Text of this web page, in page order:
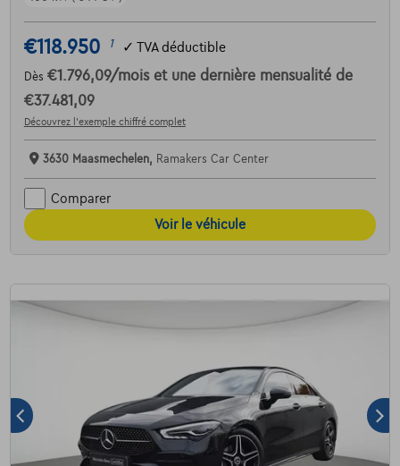
€118.950 1 ✓ TVA déductible
Dès €1.796,09/mois et une dernière mensualité de
€37.481,09
Découvrez l’exemple chiffré complet
3630 Maasmechelen, Ramakers Car Center
Comparer
Voir le véhicule